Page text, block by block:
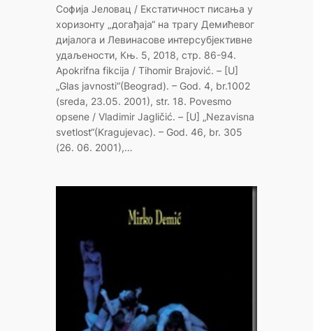
Софија Јеловац / Екстатичност писања у
хоризонту „догађаја“ на трагу Демићевог
дијалога и Левинасове интерсубјективне
удаљености, Књ. 5, 2018, стр. 86-94.
Apokrifna fikcija / Tihomir Brajović. – [U]
„Glas javnosti“(Beograd). – God. 4, br.1002
(sreda, 23.05. 2001), str. 18. Povesmo
opsene / Vladimir Jagličić. – [U] „Nezavisna
svetlost“(Kragujevac). – God. 46, br. 305
(26. 06. 2001),…